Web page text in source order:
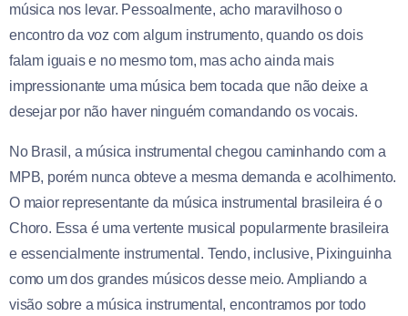
música nos levar. Pessoalmente, acho maravilhoso o
encontro da voz com algum instrumento, quando os dois
falam iguais e no mesmo tom, mas acho ainda mais
impressionante uma música bem tocada que não deixe a
desejar por não haver ninguém comandando os vocais.
No Brasil, a música instrumental chegou caminhando com a
MPB, porém nunca obteve a mesma demanda e acolhimento.
O maior representante da música instrumental brasileira é o
Choro. Essa é uma vertente musical popularmente brasileira
e essencialmente instrumental. Tendo, inclusive, Pixinguinha
como um dos grandes músicos desse meio. Ampliando a
visão sobre a música instrumental, encontramos por todo